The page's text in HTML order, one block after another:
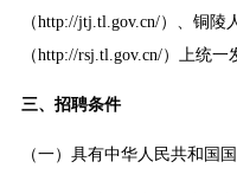
（http://jtj.tl.gov.cn/）、铜陵
（http://rsj.tl.gov.cn/）上统一
三、招聘条件
（一）具有中华人民共和国国